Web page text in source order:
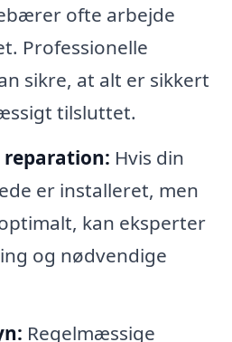
ofte arbejde
Professionelle
sikre, at alt er sikkert
tilsluttet.
reparation: Hvis din
er installeret, men
kan eksperter
og nødvendige
Regelmæssige